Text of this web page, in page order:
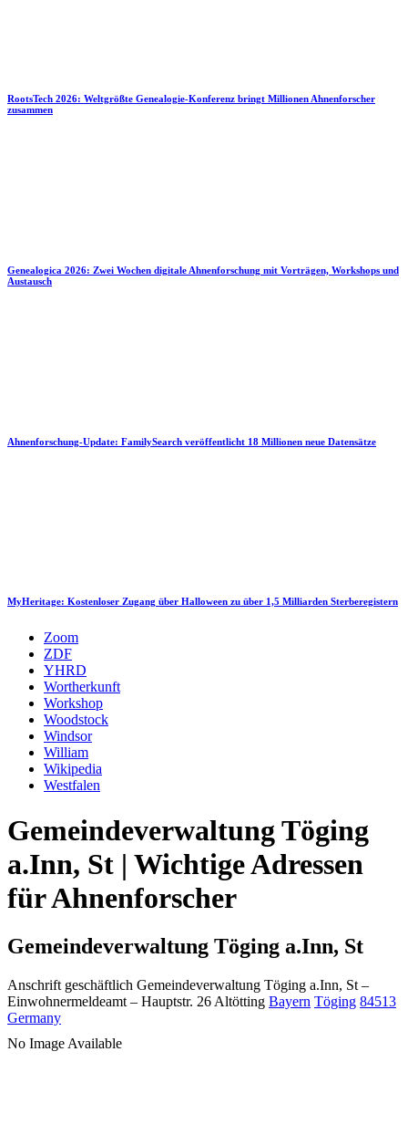
RootsTech 2026: Weltgrößte Genealogie-Konferenz bringt Millionen Ahnenforscher
zusammen
Genealogica 2026: Zwei Wochen digitale Ahnenforschung mit Vorträgen, Workshops und
Austausch
Ahnenforschung-Update: FamilySearch veröffentlicht 18 Millionen neue Datensätze
MyHeritage: Kostenloser Zugang über Halloween zu über 1,5 Milliarden Sterberegistern
Zoom
ZDF
YHRD
Wortherkunft
Workshop
Woodstock
Windsor
William
Wikipedia
Westfalen
Gemeindeverwaltung Töging
a.Inn, St | Wichtige Adressen
für Ahnenforscher
Gemeindeverwaltung Töging a.Inn, St
Anschrift geschäftlich Gemeindeverwaltung Töging a.Inn, St –
Einwohnermeldeamt – Hauptstr. 26 Altötting Bayern Töging 84513
Germany
No Image Available